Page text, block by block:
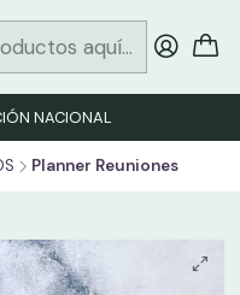
NACIONAL
Planner Reuniones